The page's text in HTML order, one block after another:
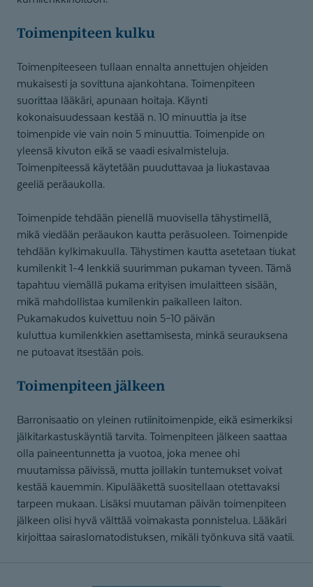
Toimenpiteen kulku
Toimenpiteeseen tullaan ennalta annettujen ohjeiden
mukaisesti ja sovittuna ajankohtana. Toimenpiteen
suorittaa lääkäri, apunaan hoitaja. Käynti
kokonaisuudessaan kestää n. 10 minuuttia ja itse
toimenpide vie vain noin 5 minuuttia. Toimenpide on
yleensä kivuton eikä se vaadi esivalmisteluja.
Toimenpiteessä käytetään puuduttavaa ja liukastavaa
geeliä peräaukolla.
Toimenpide tehdään pienellä muovisella tähystimellä,
mikä viedään peräaukon kautta peräsuoleen. Toimenpide
tehdään kylkimakuulla. Tähystimen kautta asetetaan tiukat
kumilenkit 1-4 lenkkiä suurimman pukaman tyveen. Tämä
tapahtuu viemällä pukama erityisen imulaitteen sisään,
mikä mahdollistaa kumilenkin paikalleen laiton.
Pukamakudos kuivettuu noin 5–10 päivän
kuluttua kumilenkkien asettamisesta, minkä seurauksena
ne putoavat itsestään pois.
Toimenpiteen jälkeen
Barronisaatio on yleinen rutiinitoimenpide, eikä esimerkiksi
jälkitarkastuskäyntiä tarvita. Toimenpiteen jälkeen saattaa
olla paineentunnetta ja vuotoa, joka menee ohi
muutamissa päivissä, mutta joillakin tuntemukset voivat
kestää kauemmin. Kipulääkettä suositellaan otettavaksi
tarpeen mukaan. Lisäksi muutaman päivän toimenpiteen
jälkeen olisi hyvä välttää voimakasta ponnistelua. Lääkäri
kirjoittaa sairaslomatodistuksen, mikäli työnkuva sitä vaatii.